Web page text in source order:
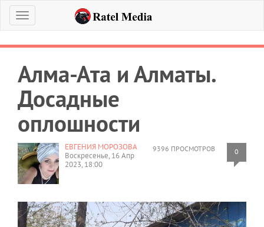
Меню
Алма-Ата и Алматы.
Досадные
оплошности
9396 ПРОСМОТРОВ 0
ЕВГЕНИЯ МОРОЗОВА
Воскресенье, 16 Апр
2023, 18:00